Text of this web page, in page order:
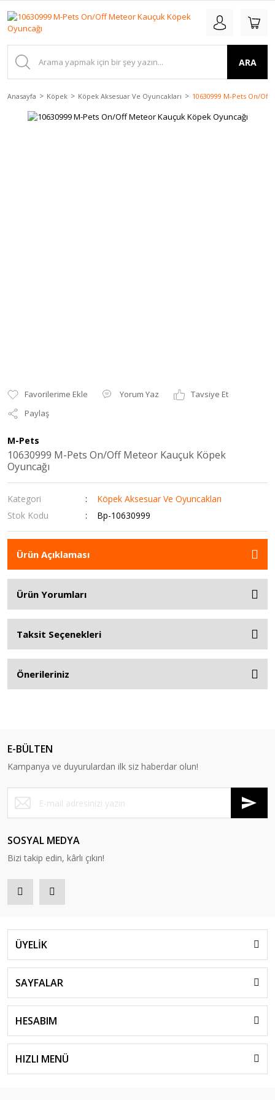
ARA
Anasayfa Köpek Köpek Aksesuar Ve Oyuncakları 10630999 M-Pets On/Off
Yorum Yaz
Tavsiye Et
Paylaş
M-Pets
10630999 M-Pets On/Off Meteor Kauçuk Köpek
Oyuncağı
Kategori
Köpek Aksesuar Ve Oyuncakları
Stok Kodu
Bp-10630999
Ürün Açıklaması
Ürün Yorumları
Taksit Seçenekleri
Önerileriniz
E-BÜLTEN
Kampanya ve duyurulardan ilk siz haberdar olun!
SOSYAL MEDYA
Bizi takip edin, kârlı çıkın!
ÜYELİK
SAYFALAR
HESABIM
HIZLI MENÜ